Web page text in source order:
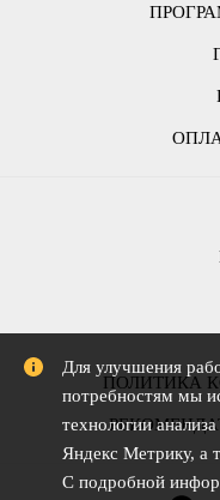
ПОЛИТИКА
Для улучшения
потребностям мы
технологии
Яндекс Метрику, а
С подробной